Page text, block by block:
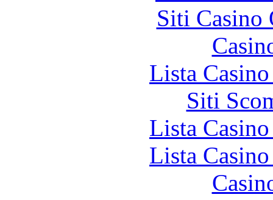
Siti Casino
Lista
Siti
Lista
Lista